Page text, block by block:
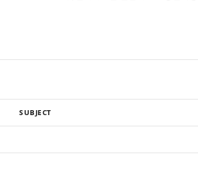
SUBJECT